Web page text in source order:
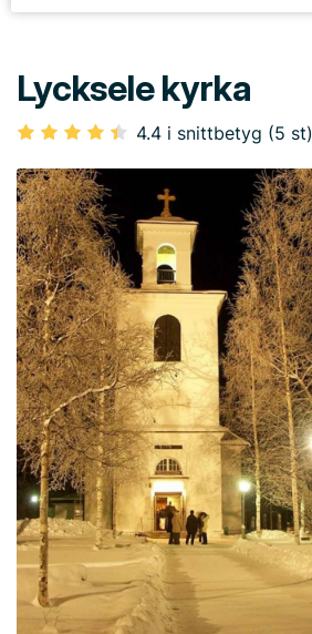
Lycksele kyrka
4.4 i snittbetyg (5 st)